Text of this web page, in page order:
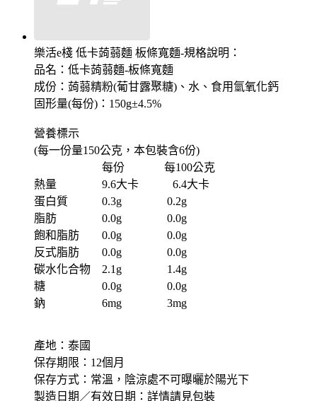
樂活e棧 低卡蒟蒻麵 板條寬麵-規格說明：
品名：低卡蒟蒻麵-板條寬麵
成份：蒟蒻精粉(葡甘露聚糖)、水、食用氫氧化鈣
固形量(每份)：150g±4.5%
營養標示
(每一份量150公克，本包裝含6份)
每份 每100公克
熱量 9.6大卡 6.4大卡
蛋白質 0.3g 0.2g
脂肪 0.0g 0.0g
飽和脂肪 0.0g 0.0g
反式脂肪 0.0g 0.0g
碳水化合物 2.1g 1.4g
糖 0.0g 0.0g
鈉 6mg 3mg
產地：泰國
保存期限：12個月
保存方式：常溫，陰涼處不可曝曬於陽光下
製造日期／有效日期：詳情請見包裝